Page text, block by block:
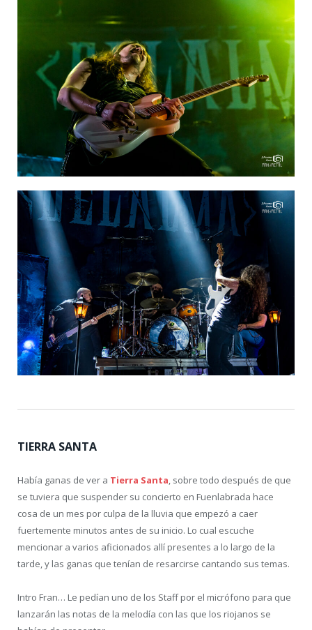
TIERRA SANTA
Había ganas de ver a Tierra Santa, sobre todo después de que
se tuviera que suspender su concierto en Fuenlabrada hace
cosa de un mes por culpa de la lluvia que empezó a caer
fuertemente minutos antes de su inicio. Lo cual escuche
mencionar a varios aficionados allí presentes a lo largo de la
tarde, y las ganas que tenían de resarcirse cantando sus temas.
Intro Fran… Le pedían uno de los Staff por el micrófono para que
lanzarán las notas de la melodía con las que los riojanos se